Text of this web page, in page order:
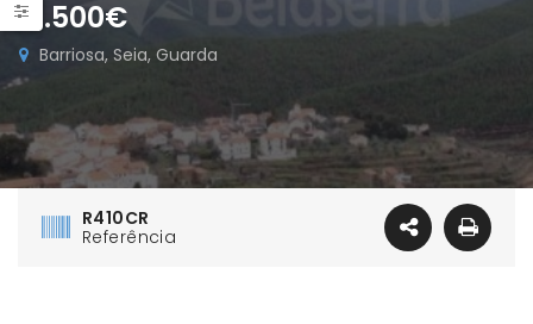
17.500€
Barriosa, Seia, Guarda
R410CR
Referência